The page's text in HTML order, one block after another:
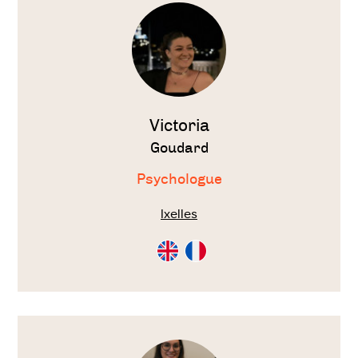
Victoria
Goudard
Psychologue
Ixelles
Consultation
en
Consultation
en
Voir